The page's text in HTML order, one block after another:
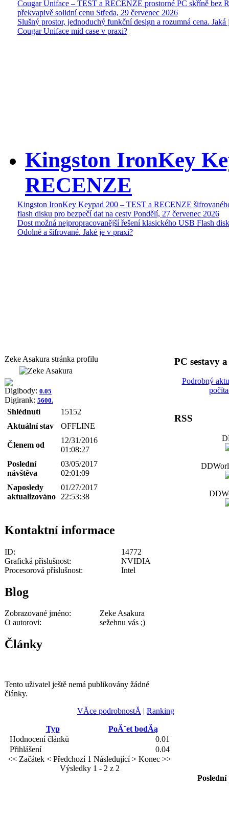
Cougar Uniface – TEST a RECENZE prostorné PC skříně bez
překvapivě solidní cenu Středa, 29 červenec 2026
Slušný prostor, jednoduchý funkční design a rozumná cena. Jaká
Cougar Uniface mid case v praxi?
Kingston IronKey
RECENZE
Kingston IronKey Keypad 200 – TEST a RECENZE
flash disku pro bezpečí dat na cesty Pondělí, 27 červenec 2026
Dost možná nejpropracovanější řešení klasického USB Flash
Odolné a šifrované. Jaké je v praxi?
Zeke Asakura stránka profilu
Digibody: 0.05
Digirank: 5600.
Shlédnutí
15152
Aktuální stav
OFFLINE
Členem od
12/31/2016
01:08:27
Poslední
návštěva
03/05/2017
02:01:09
Naposledy
aktualizováno
01/27/2017
22:53:38
Kontaktní informace
ID:
14772
Grafická přislušnost:
NVIDIA
Procesorová příslušnost:
Intel
Blog
Zobrazované jméno:
Zeke Asakura
O autorovi:
sežehnu vás ;)
Články
Tento uživatel ještě nemá publikovány žádné
články.
VĂ­ce podrobnostĂ­ | Ranking
Typ
PoĂ¨et bodĂą
Hodnocení článků
0.01
Přihlášení
0.04
<< Začátek < Předchozí 1 Následující > Konec >>
Výsledky 1 - 2 z 2
PC sestavy
Podrobný
RSS